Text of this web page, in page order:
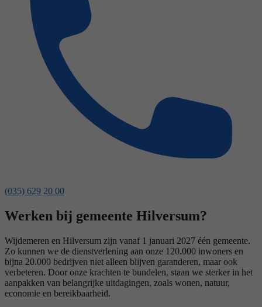
(035) 629 20 00
Werken bij gemeente Hilversum?
Wijdemeren en Hilversum zijn vanaf 1 januari 2027 één gemeente.
Zo kunnen we de dienstverlening aan onze 120.000 inwoners en
bijna 20.000 bedrijven niet alleen blijven garanderen, maar ook
verbeteren. Door onze krachten te bundelen, staan we sterker in het
aanpakken van belangrijke uitdagingen, zoals wonen, natuur,
economie en bereikbaarheid.